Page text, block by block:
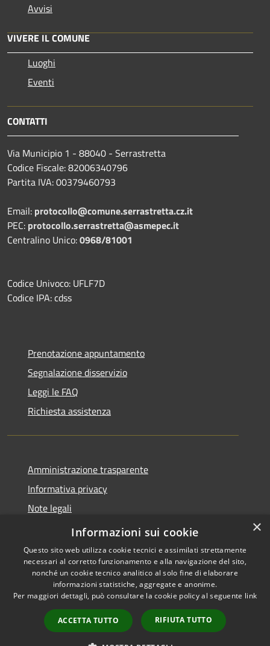
Avvisi
VIVERE IL COMUNE
Luoghi
Eventi
CONTATTI
Via Municipio 1 - 88040 - Serrastretta
Codice Fiscale: 82006340796
Partita IVA: 00379460793
Email: protocollo@comune.serrastretta.cz.it
PEC: protocollo.serrastretta@asmepec.it
Centralino Unico:0968/81001
Codice Univoco: UFLF7D
Codice IPA: cdss
Prenotazione appuntamento
Segnalazione disservizio
Leggi le FAQ
Richiesta assistenza
Amministrazione trasparente
Informativa privacy
Note legali
Dichiarazione di accessibilità
Accessibilità
Copyright © 2026 • Comune di
Serrastretta • Powered by
Municipium•
Accesso
redazione
×
Informazioni sui cookie
Questo sito web utilizza cookie tecnici e assimilati strettamente
necessari al corretto funzionamento e alla navigazione del sito,
nonché un cookie tecnico analitico al solo fine di elaborare
informazioni statistiche, aggregate e anonime.
Per maggiori dettagli, può consultare la cookie policy al seguente link
ACCETTA TUTTO RIFIUTA TUTTO